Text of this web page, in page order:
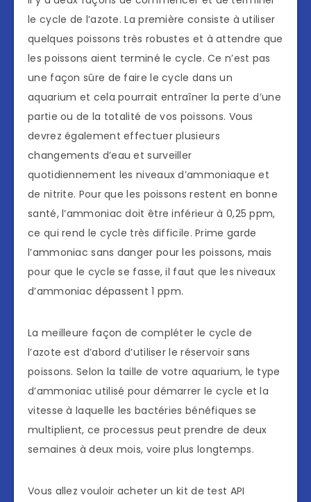
le cycle de l’azote. La première consiste à utiliser
quelques poissons très robustes et à attendre que
les poissons aient terminé le cycle. Ce n’est pas
une façon sûre de faire le cycle dans un
aquarium et cela pourrait entraîner la perte d’une
partie ou de la totalité de vos poissons. Vous
devrez également effectuer plusieurs
changements d’eau et surveiller
quotidiennement les niveaux d’ammoniaque et
de nitrite. Pour que les poissons restent en bonne
santé, l’ammoniac doit être inférieur à 0,25 ppm,
ce qui rend le cycle très difficile. Prime garde
l’ammoniac sans danger pour les poissons, mais
pour que le cycle se fasse, il faut que les niveaux
d’ammoniac dépassent 1 ppm.
La meilleure façon de compléter le cycle de
l’azote est d’abord d’utiliser le réservoir sans
poissons. Selon la taille de votre aquarium, le type
d’ammoniac utilisé pour démarrer le cycle et la
vitesse à laquelle les bactéries bénéfiques se
multiplient, ce processus peut prendre de deux
semaines à deux mois, voire plus longtemps.
Vous allez vouloir acheter un kit de test API